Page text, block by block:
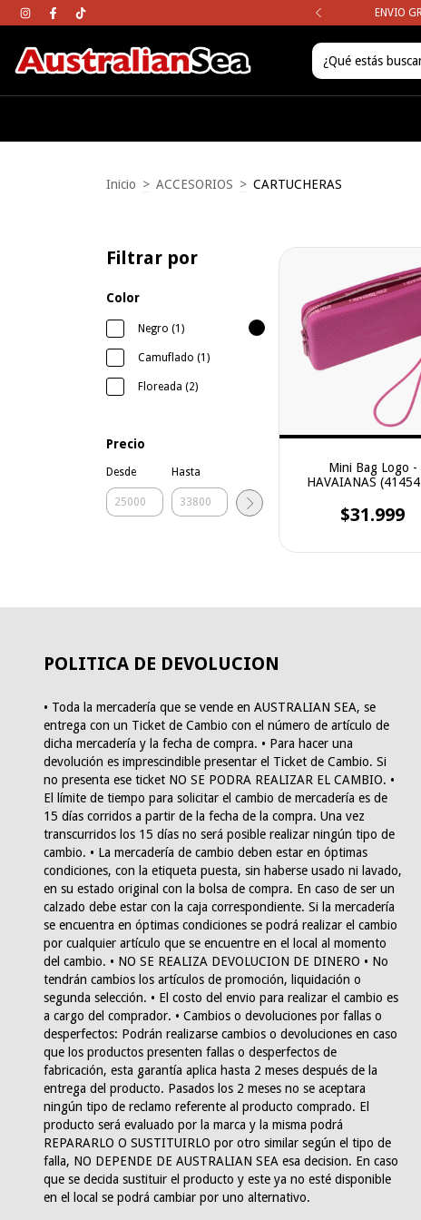
mayores a los $120.000 ENVIO
Inicio > ACCESORIOS > CARTUCHERAS
Filtrar por
Color
Negro (1)
Camuflado (1)
Floreada (2)
Precio
Desde Hasta
Mini Bag Logo -
HAVAIANAS
$31.999
POLITICA DE DEVOLUCION
• Toda la mercadería que se vende en AUSTRALIAN SEA, se
entrega con un Ticket de Cambio con el número de artículo de
dicha mercadería y la fecha de compra. • Para hacer una
devolución es imprescindible presentar el Ticket de Cambio. Si
no presenta ese ticket NO SE PODRA REALIZAR EL CAMBIO. •
El límite de tiempo para solicitar el cambio de mercadería es de
15 días corridos a partir de la fecha de la compra. Una vez
transcurridos los 15 días no será posible realizar ningún tipo de
cambio. • La mercadería de cambio deben estar en óptimas
condiciones, con la etiqueta puesta, sin haberse usado ni lavado,
en su estado original con la bolsa de compra. En caso de ser un
calzado debe estar con la caja correspondiente. Si la mercadería
se encuentra en óptimas condiciones se podrá realizar el cambio
por cualquier artículo que se encuentre en el local al momento
del cambio. • NO SE REALIZA DEVOLUCION DE DINERO • No
tendrán cambios los artículos de promoción, liquidación o
segunda selección. • El costo del envio para realizar el cambio es
a cargo del comprador. • Cambios o devoluciones por fallas o
desperfectos: Podrán realizarse cambios o devoluciones en caso
que los productos presenten fallas o desperfectos de
fabricación, esta garantía aplica hasta 2 meses después de la
entrega del producto. Pasados los 2 meses no se aceptara
ningún tipo de reclamo referente al producto comprado. El
producto será evaluado por la marca y la misma podrá
REPARARLO O SUSTITUIRLO por otro similar según el tipo de
falla, NO DEPENDE DE AUSTRALIAN SEA esa decision. En caso
que se decida sustituir el producto y este ya no esté disponible
en el local se podrá cambiar por uno alternativo.